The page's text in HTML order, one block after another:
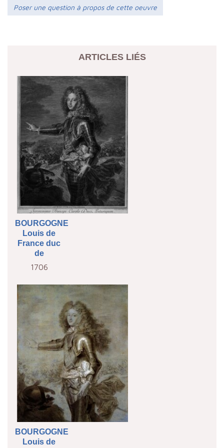
Poser une question à propos de cette oeuvre
ARTICLES LIÉS
BOURGOGNE
Louis de
France duc
de
1706
BOURGOGNE
Louis de